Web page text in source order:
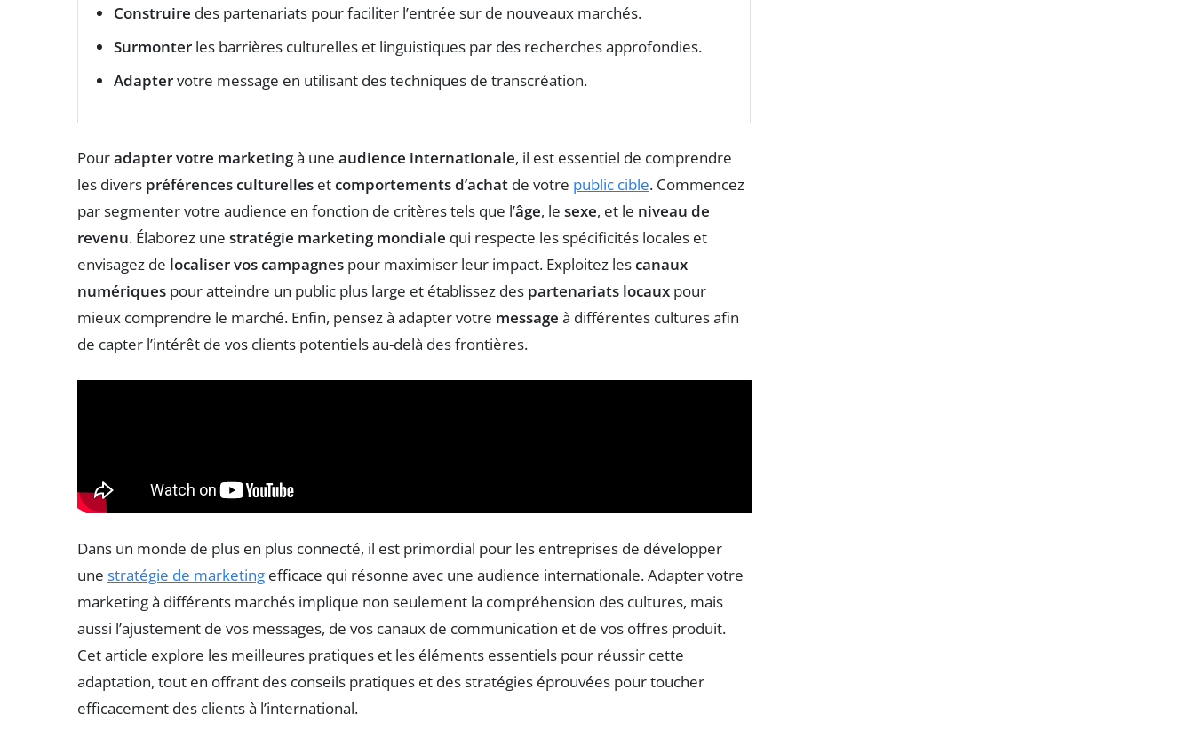
Construire des partenariats pour faciliter l’entrée sur de nouveaux marchés.
Surmonter les barrières culturelles et linguistiques par des recherches approfondies.
Adaptervotre message en utilisant des techniques de transcréation.
Pouradapter votre marketingà une audience internationale, il est essentiel de comprendre
les divers préférences culturelles etcomportements d’achat de votre public cible. Commencez
par segmenter votre audience en fonction de critères tels que l’âge, le sexe, et le niveau de
revenu. Élaborez une stratégie marketing mondiale qui respecte les spécificités locales et
envisagez de localiser vos campagnes pour maximiser leur impact. Exploitez lescanaux
numériques pour atteindre un public plus large et établissez des partenariats locaux pour
mieux comprendre le marché. Enfin, pensez à adapter votre message à différentes cultures afin
de capter l’intérêt de vos clients potentiels au-delà des frontières.
Dans un monde de plus en plus connecté, il est primordial pour les entreprises de développer
une stratégie de marketing efficace qui résonne avec une audience internationale. Adapter votre
marketing à différents marchés implique non seulement la compréhension des cultures, mais
aussi l’ajustement de vos messages, de vos canaux de communication et de vos offres produit.
Cet article explore les meilleures pratiques et les éléments essentiels pour réussir cette
adaptation, tout en offrant des conseils pratiques et des stratégies éprouvées pour toucher
efficacement des clients à l’international.